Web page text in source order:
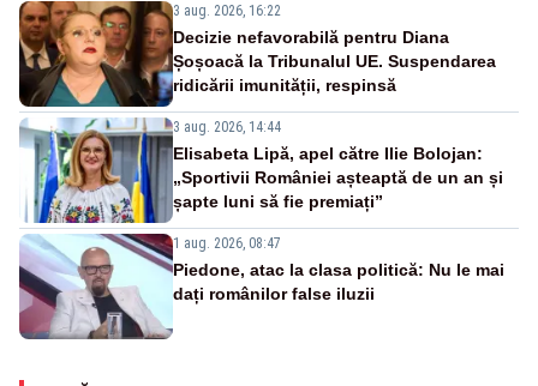
3 aug. 2026, 16:22
Decizie nefavorabilă pentru Diana
Șoșoacă la Tribunalul UE. Suspendarea
ridicării imunității, respinsă
3 aug. 2026, 14:44
Elisabeta Lipă, apel către Ilie Bolojan:
„Sportivii României așteaptă de un an și
șapte luni să fie premiați”
1 aug. 2026, 08:47
Piedone, atac la clasa politică: Nu le mai
dați românilor false iluzii